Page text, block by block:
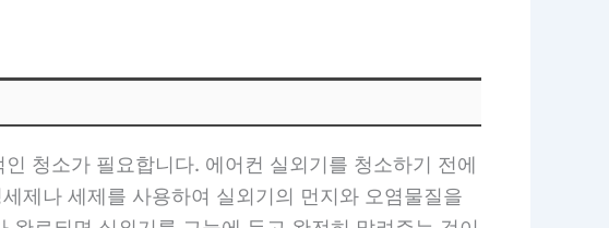
청소가 필요합니다. 에어컨 실외기를 청소하기 전에
제나 세제를 사용하여 실외기의 먼지와 오염물질을